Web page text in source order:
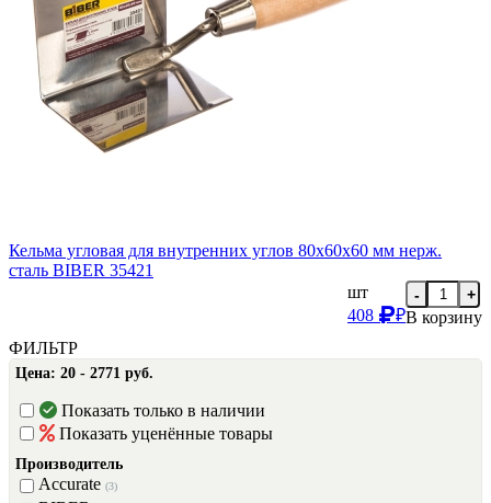
Кельма угловая для внутренних углов 80х60х60 мм нерж.
сталь BIBER 35421
шт
408
₽
- +
В корзину
ФИЛЬТР
Цена: 20 - 2771 руб.
Показать только в наличии
Показать уценённые товары
Производитель
Accurate (3)